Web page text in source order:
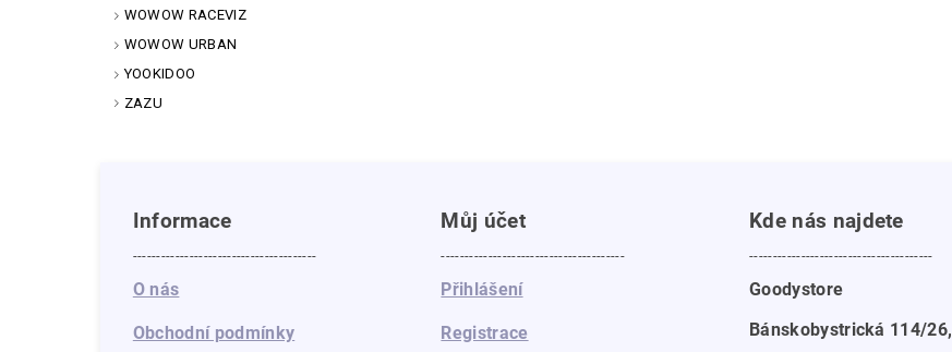
WOWOW RACEVIZ
WOWOW URBAN
YOOKIDOO
ZAZU
Informace
---------------------------------------
O nás
Obchodní podmínky
Můj účet
---------------------------------------
Přihlášení
Registrace
Kde nás najdete
---------------------------------------
Goodystore
Bánskobystrická 114/26,